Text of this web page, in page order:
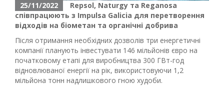
25/11/2022
Repsol, Naturgy та Reganosa
співпрацюють з Impulsa Galicia для перетворення
відходів на біометан та органічні добрива
Після отримання необхідних дозволів три енергетичні
компанії планують інвестувати 146 мільйонів євро на
початковому етапі для виробництва 300 ГВт-год
відновлюваної енергії на рік, використовуючи 1,2
мільйона тонн надлишкового гною худоби.